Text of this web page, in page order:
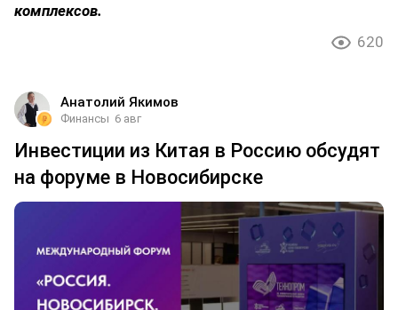
комплексов.
620
Анатолий Якимов
Финансы 6 авг
Инвестиции из Китая в Россию обсудят
на форуме в Новосибирске